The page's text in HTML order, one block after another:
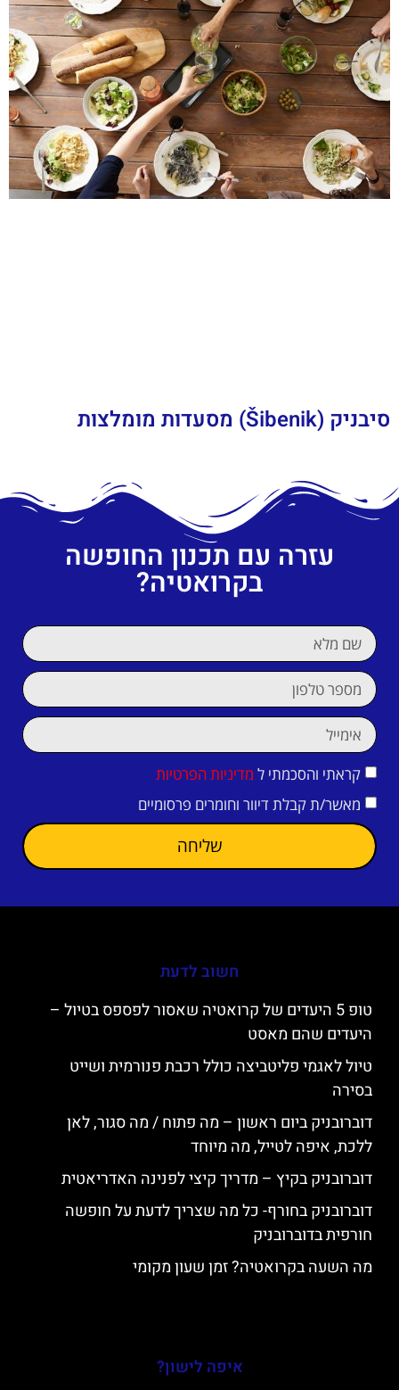
סיבניק (Šibenik) מסעדות מומלצות
עזרה עם תכנון החופשה
בקרואטיה?
קראתי והסכמתי ל מדיניות הפרטיות
מאשר/ת קבלת דיוור וחומרים פרסומיים
שליחה
חשוב לדעת
טופ 5 היעדים של קרואטיה שאסור לפספס בטיול –
היעדים שהם מאסט
טיול לאגמי פליטביצה כולל רכבת פנורמית ושייט
בסירה
דוברובניק ביום ראשון – מה פתוח / מה סגור, לאן
ללכת, איפה לטייל, מה מיוחד
דוברובניק בקיץ – מדריך קיצי לפנינה האדריאטית
דוברובניק בחורף- כל מה שצריך לדעת על חופשה
חורפית בדוברובניק
מה השעה בקרואטיה? זמן שעון מקומי
איפה לישון?